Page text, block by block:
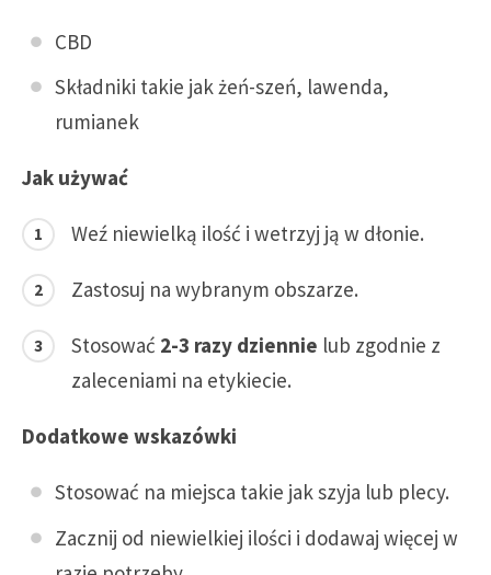
CBD
Składniki takie jak żeń-szeń, lawenda,
rumianek
Jak używać
Weź niewielką ilość i wetrzyj ją w dłonie.
Zastosuj na wybranym obszarze.
Stosować 2-3 razy dziennie lub zgodnie z
zaleceniami na etykiecie.
Dodatkowe wskazówki
Stosować na miejsca takie jak szyja lub plecy.
Zacznij od niewielkiej ilości i dodawaj więcej w